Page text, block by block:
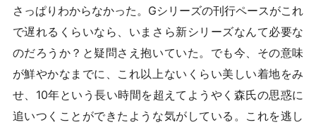
さっぱりわからなかった。Gシリーズの刊行ペースがこれ
で遅れるくらいなら、いまさら新シリーズなんて必要な
のだろうか？と疑問さえ抱いていた。でも今、その意味
が鮮やかなまでに、これ以上ないくらい美しい着地をみ
せ、10年という長い時間を超えてようやく森氏の思惑に
追いつくことができたような気がしている。これを逃し